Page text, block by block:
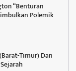
“Benturan
Polemik
Timur) Dan